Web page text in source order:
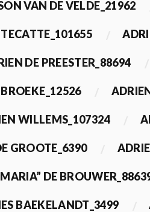
VAN DE VELDE_21962
DE PREESTER_88694
WILLEMS_107324
GROOTE_6390
DE
BAEKELANDT_3499